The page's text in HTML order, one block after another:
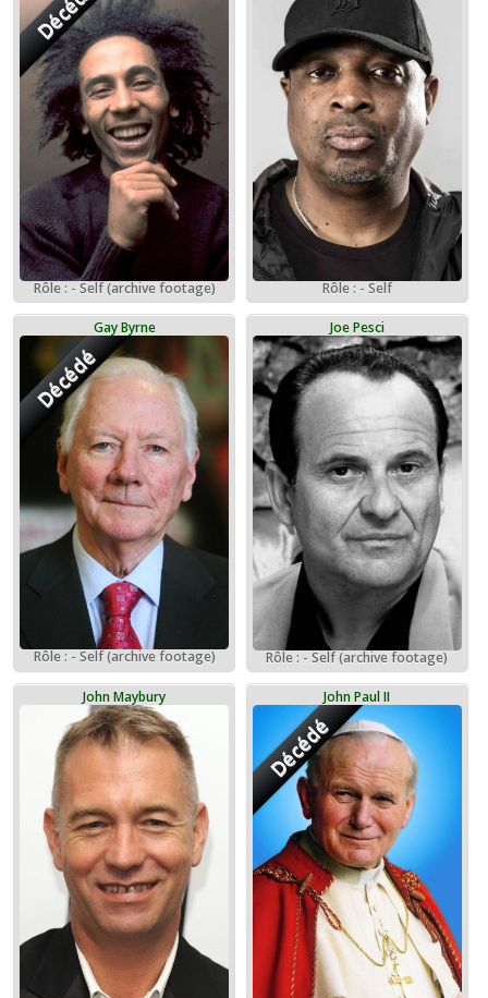
Rôle : - Self (archive footage) Rôle : - Self
Gay Byrne
Décédé
Rôle : - Self (archive footage)
Joe Pesci
Rôle : - Self (archive footage)
John Maybury John Paul II
Décédé